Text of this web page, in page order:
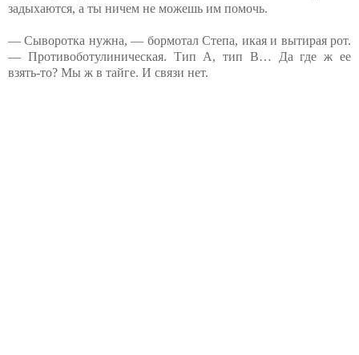
задыхаются, а ты ничем не можешь им помочь.
— Сыворотка нужна, — бормотал Степа, икая и вытирая рот.
— Противоботулиническая. Тип А, тип В… Да где ж ее
взять-то? Мы ж в тайге. И связи нет.